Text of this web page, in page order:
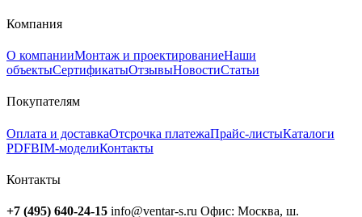
Компания
О компанииМонтаж и проектированиеНаши
объектыСертификатыОтзывыНовостиСтатьи
Покупателям
Оплата и доставкаОтсрочка платежаПрайс-листыКаталоги
PDFBIM-моделиКонтакты
Контакты
+7 (495) 640-24-15 info@ventar-s.ru Офис: Москва, ш.